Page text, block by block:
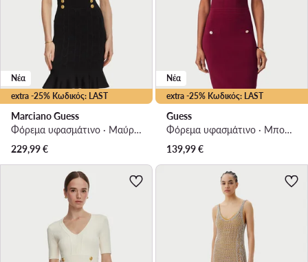
extra -25% Κωδικός: LAST
Νέα
Marciano Guess
Φόρεμα υφασμάτινο · Μαύρο · Midi
229,99€
extra -25% Κωδικός: LAST
Νέα
Guess
Φόρεμα υφασμάτινο · Μπορντό · Mini
139,99€